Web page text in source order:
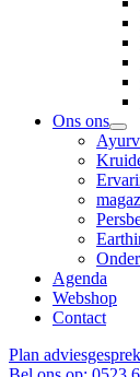
Ons ons
Agenda
Webshop
Contact
Plan adviesgesprek